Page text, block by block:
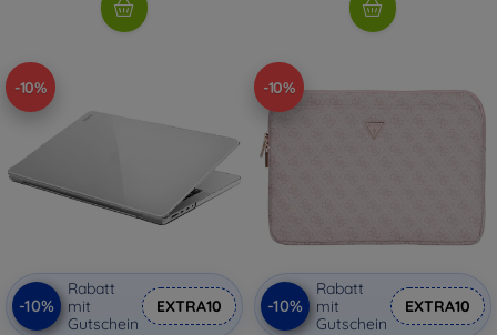
-10%
-10%
Rabatt
mit
Gutschein
EXTRA10
-10%
-10%
Rabatt
mit
Gutschein
EXTRA10